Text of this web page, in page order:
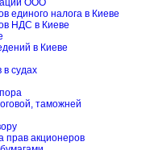
ООО
единого налога в Киеве
НДС в Киеве
в Киеве
в судах
таможней
прав акционеров